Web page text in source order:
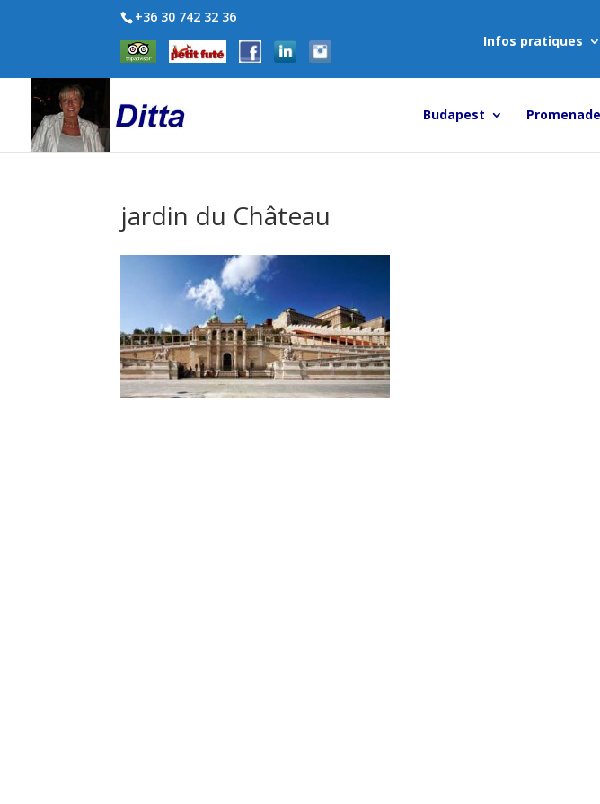
+36 30 742 32 36
Infos pratiques
Budapest
jardin du Château